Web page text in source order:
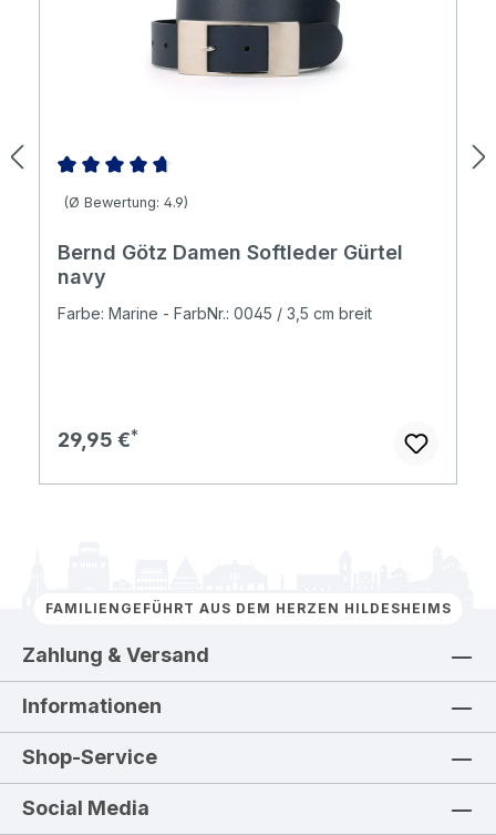
Durchschnittliche Bewertung von 4.86 von 5 Sternen
(Ø Bewertung: 4.9)
Bernd Götz Damen Softleder Gürtel
navy
Farbe: Marine - FarbNr.: 0045 / 3,5 cm breit
Regulärer Preis:
29,95 €
FAMILIENGEFÜHRT AUS DEM HERZEN HILDESHEIMS
Zahlung & Versand
Informationen
Shop-Service
Social Media